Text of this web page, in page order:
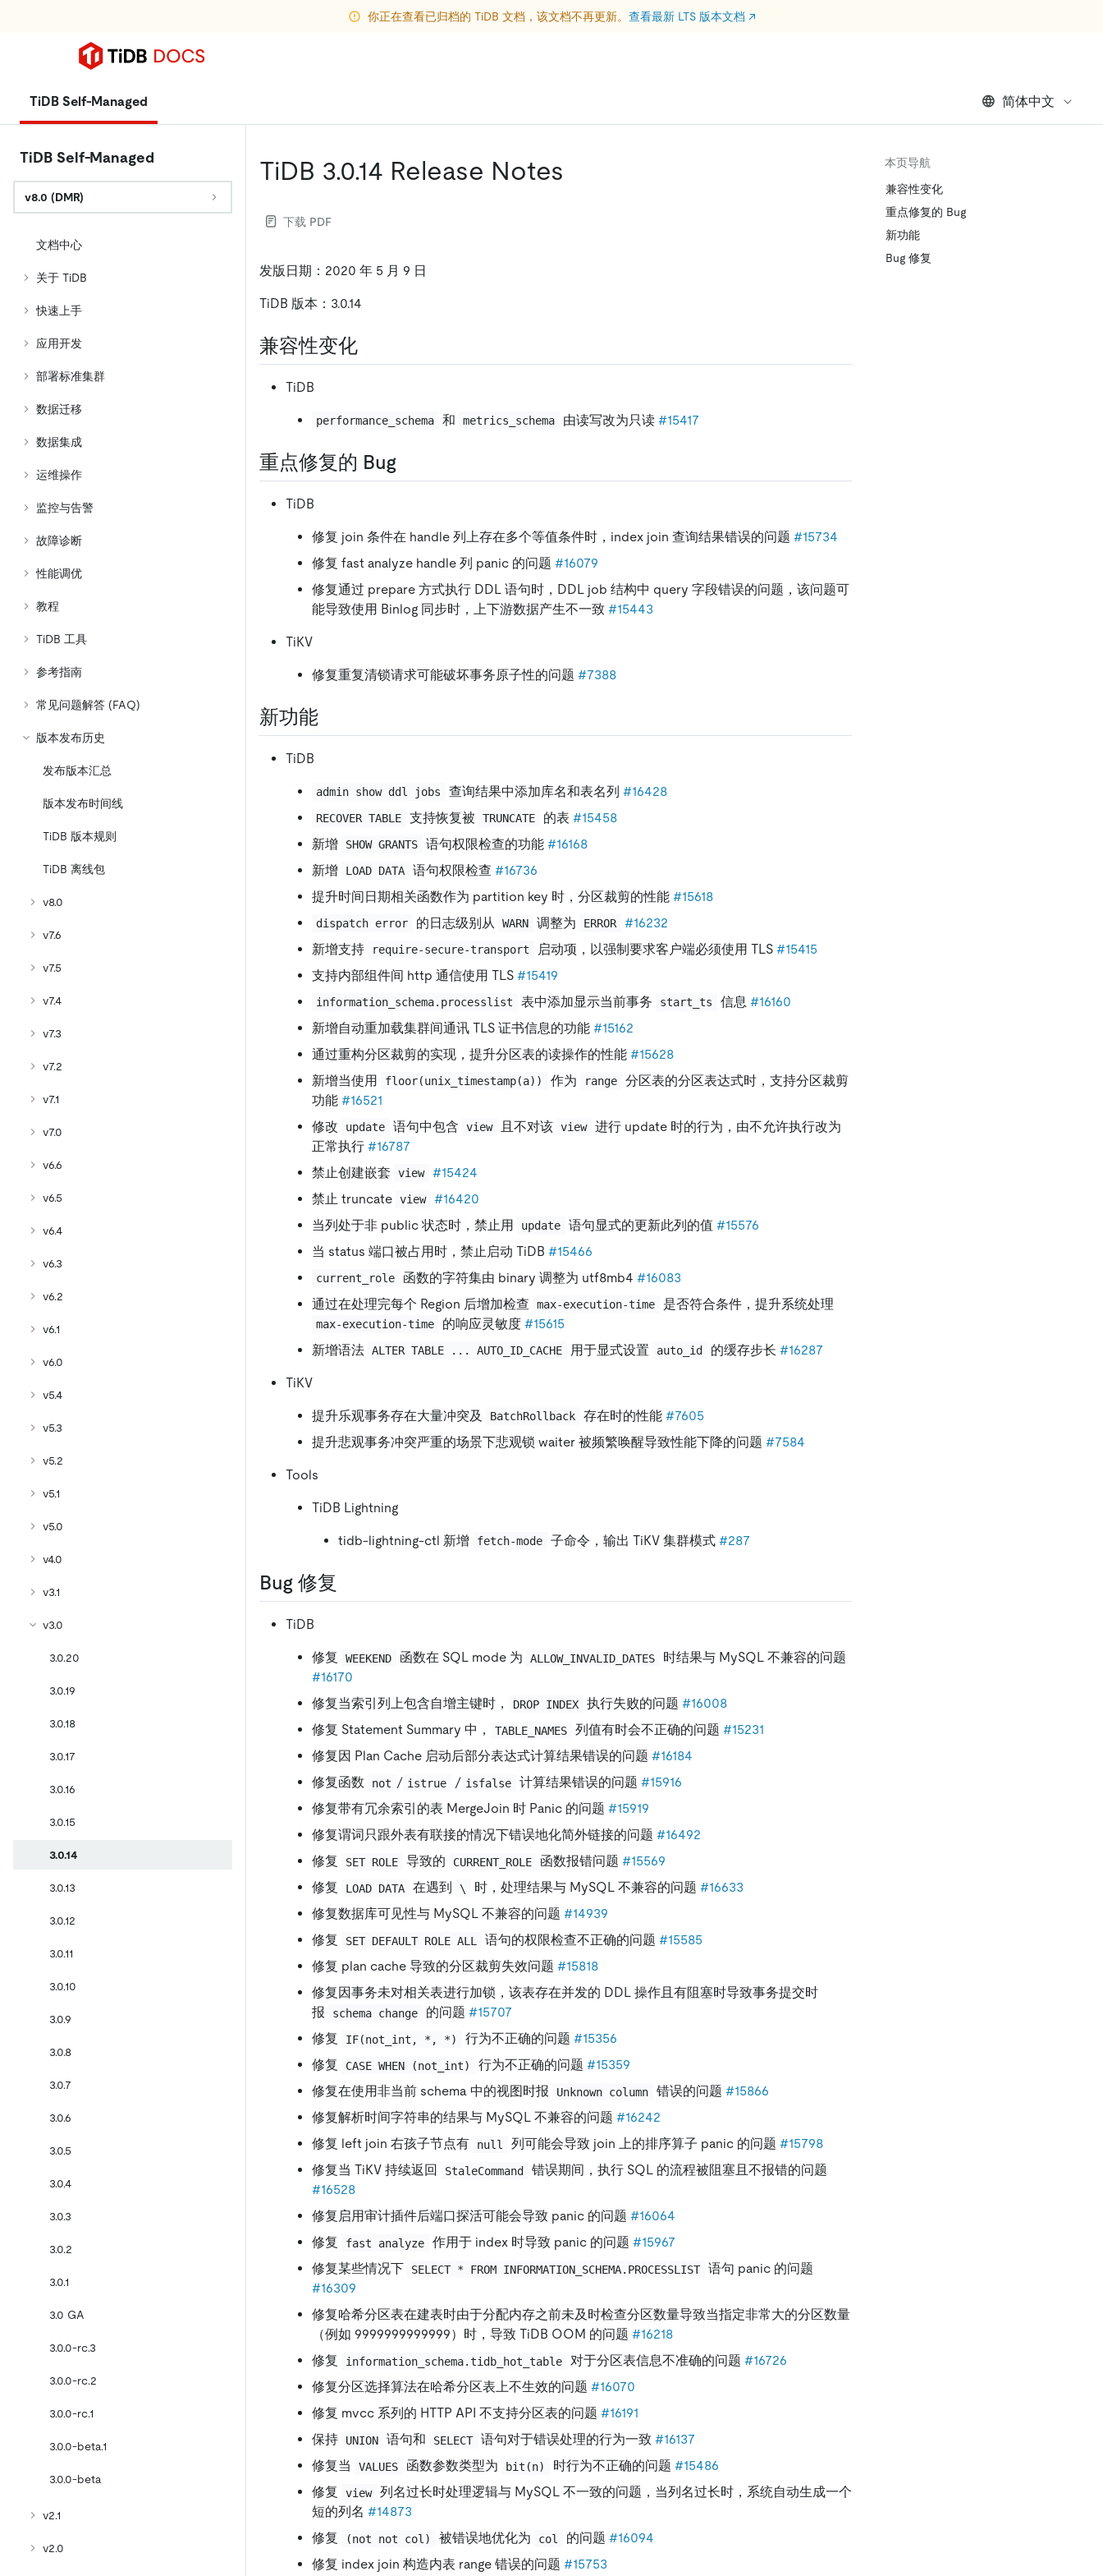
你正在查看已归档的 TiDB 文档，该文档不再更新。 查看最新 LTS 版本文档 ↗
TiDB Self-Managed 简体中文
TiDB Self-Managed
v8.0 (DMR)
文档中心
关于 TiDB
快速上手
应用开发
部署标准集群
数据迁移
数据集成
运维操作
监控与告警
故障诊断
性能调优
教程
TiDB 工具
参考指南
常见问题解答 (FAQ)
版本发布历史
发布版本汇总
版本发布时间线
TiDB 版本规则
TiDB 离线包
v8.0
v7.6
v7.5
v7.4
v7.3
v7.2
v7.1
v7.0
v6.6
v6.5
v6.4
v6.3
v6.2
v6.1
v6.0
v5.4
v5.3
v5.2
v5.1
v5.0
v4.0
v3.1
v3.0
3.0.20
3.0.19
3.0.18
3.0.17
3.0.16
3.0.15
3.0.14
3.0.13
3.0.12
3.0.11
3.0.10
3.0.9
3.0.8
3.0.7
3.0.6
3.0.5
3.0.4
3.0.3
3.0.2
3.0.1
3.0 GA
3.0.0-rc.3
3.0.0-rc.2
3.0.0-rc.1
3.0.0-beta.1
3.0.0-beta
v2.1
v2.0
TiDB 3.0.14 Release Notes
下载 PDF
发版日期：2020 年 5 月 9 日
TiDB 版本：3.0.14
兼容性变化
TiDB
performance_schema 和 metrics_schema 由读写改为只读 #15417
重点修复的 Bug
TiDB
修复 join 条件在 handle 列上存在多个等值条件时，index join 查询结果错误的问题 #15734
修复 fast analyze handle 列 panic 的问题 #16079
修复通过 prepare 方式执行 DDL 语句时，DDL job 结构中 query 字段错误的问题，该问题可
能导致使用 Binlog 同步时，上下游数据产生不一致 #15443
TiKV
修复重复清锁请求可能破坏事务原子性的问题 #7388
新功能
TiDB
admin show ddl jobs 查询结果中添加库名和表名列 #16428
RECOVER TABLE 支持恢复被 TRUNCATE 的表 #15458
新增
SHOW GRANTS 语句权限检查的功能 #16168
新增
LOAD DATA 语句权限检查 #16736
提升时间日期相关函数作为 partition key 时，分区裁剪的性能 #15618
dispatch error 的日志级别从 WARN 调整为 ERROR
#16232
新增支持
require-secure-transport 启动项，以强制要求客户端必须使用 TLS #15415
支持内部组件间 http 通信使用 TLS #15419
information_schema.processlist 表中添加显示当前事务 start_ts 信息 #16160
新增自动重加载集群间通讯 TLS 证书信息的功能 #15162
通过重构分区裁剪的实现，提升分区表的读操作的性能 #15628
新增当使用
floor(unix_timestamp(a)) 作为 range
分区表的分区表达式时，支持分区裁剪
功能 #16521
修改
update 语句中包含 view 且不对该 view
进行 update 时的行为，由不允许执行改为
正常执行 #16787
禁止创建嵌套
view #15424
禁止 truncate view #16420
当列处于非 public 状态时，禁止用
update 语句显式的更新此列的值 #15576
当 status 端口被占用时，禁止启动 TiDB #15466
current_role 函数的字符集由 binary 调整为 utf8mb4 #16083
通过在处理完每个 Region 后增加检查
max-execution-time 是否符合条件，提升系统处理
max-execution-time 的响应灵敏度 #15615
新增语法 ALTER TABLE ... AUTO_ID_CACHE 用于显式设置 auto_id 的缓存步长 #16287
TiKV
提升乐观事务存在大量冲突及 BatchRollback 存在时的性能 #7605
提升悲观事务冲突严重的场景下悲观锁 waiter 被频繁唤醒导致性能下降的问题 #7584
Tools
TiDB Lightning
tidb-lightning-ctl 新增 fetch-mode 子命令，输出 TiKV 集群模式 #287
Bug 修复
TiDB
修复 WEEKEND 函数在 SQL mode 为 ALLOW_INVALID_DATES
时结果与 MySQL 不兼容的问题
#16170
修复当索引列上包含自增主键时，
DROP INDEX 执行失败的问题 #16008
修复 Statement Summary 中，
TABLE_NAMES 列值有时会不正确的问题 #15231
修复因 Plan Cache 启动后部分表达式计算结果错误的问题 #16184
修复函数
not / istrue / isfalse 计算结果错误的问题 #15916
修复带有冗余索引的表 MergeJoin 时 Panic 的问题 #15919
修复谓词只跟外表有联接的情况下错误地化简外链接的问题 #16492
修复
SET ROLE 导致的 CURRENT_ROLE 函数报错问题 #15569
修复
LOAD DATA 在遇到 \ 时，处理结果与 MySQL 不兼容的问题 #16633
修复数据库可见性与 MySQL 不兼容的问题 #14939
修复
SET DEFAULT ROLE ALL 语句的权限检查不正确的问题 #15585
修复 plan cache 导致的分区裁剪失效问题 #15818
修复因事务未对相关表进行加锁，该表存在并发的 DDL 操作且有阻塞时导致事务提交时
报
schema change 的问题 #15707
修复
IF(not_int, *, *) 行为不正确的问题 #15356
修复
CASE WHEN (not_int) 行为不正确的问题 #15359
修复在使用非当前 schema 中的视图时报
Unknown column 错误的问题 #15866
修复解析时间字符串的结果与 MySQL 不兼容的问题 #16242
修复 left join 右孩子节点有
null 列可能会导致 join 上的排序算子 panic 的问题 #15798
修复当 TiKV 持续返回
StaleCommand
错误期间，执行 SQL 的流程被阻塞且不报错的问题
#16528
修复启用审计插件后端口探活可能会导致 panic 的问题 #16064
修复
fast analyze 作用于 index 时导致 panic 的问题 #15967
修复某些情况下
SELECT * FROM INFORMATION_SCHEMA.PROCESSLIST 语句 panic 的问题
#16309
修复哈希分区表在建表时由于分配内存之前未及时检查分区数量导致当指定非常大的分区数量
（例如 9999999999999）时，导致 TiDB OOM 的问题 #16218
修复
information_schema.tidb_hot_table 对于分区表信息不准确的问题 #16726
修复分区选择算法在哈希分区表上不生效的问题 #16070
修复 mvcc 系列的 HTTP API 不支持分区表的问题 #16191
保持
UNION 语句和 SELECT 语句对于错误处理的行为一致 #16137
修复当
VALUES 函数参数类型为 bit(n) 时行为不正确的问题 #15486
修复
view 列名过长时处理逻辑与 MySQL 不一致的问题，当列名过长时，系统自动生成一个
短的列名 #14873
修复
(not not col) 被错误地优化为 col 的问题 #16094
修复 index join 构造内表 range 错误的问题 #15753
本页导航
兼容性变化
重点修复的 Bug
新功能
Bug 修复